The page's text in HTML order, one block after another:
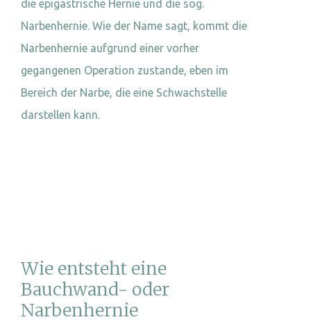
die epigastrische Hernie und die sog.
Narbenhernie. Wie der Name sagt, kommt die
Narbenhernie aufgrund einer vorher
gegangenen Operation zustande, eben im
Bereich der Narbe, die eine Schwachstelle
darstellen kann.
Wie entsteht eine
Bauchwand- oder
Narbenhernie